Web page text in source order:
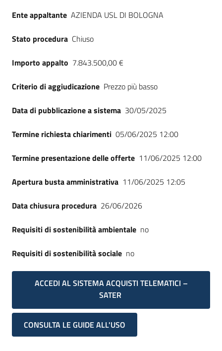
Ente appaltante AZIENDA USL DI BOLOGNA
Stato procedura Chiuso
Importo appalto 7.843.500,00 €
Criterio di aggiudicazione Prezzo più basso
Data di pubblicazione a sistema 30/05/2025
Termine richiesta chiarimenti 05/06/2025 12:00
Termine presentazione delle offerte 11/06/2025 12:00
Apertura busta amministrativa 11/06/2025 12:05
Data chiusura procedura 26/06/2026
Requisiti di sostenibilità ambientale no
Requisiti di sostenibilità sociale no
ACCEDI AL SISTEMA ACQUISTI TELEMATICI –
SATER
CONSULTA LE GUIDE ALL'USO